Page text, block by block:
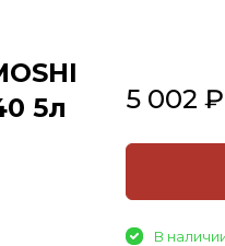
5л
5 002 ₽
В